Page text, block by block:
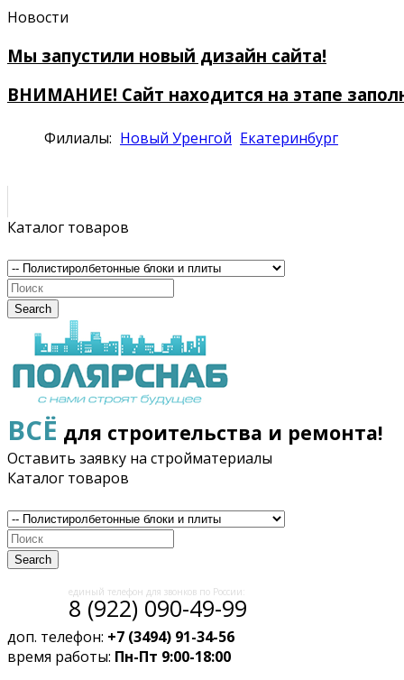
Новости
Мы запустили новый дизайн сайта!
ВНИМАНИЕ! Сайт находится на этапе
Филиалы: Новый Уренгой Екатеринбург
Каталог товаров
Search
ВСЁ для строительства и ремонта!
Оставить заявку на стройматериалы
Каталог товаров
Search
единый телефон для звонков по России:
8 (922) 090-49-99
доп. телефон: +7 (3494) 91-34-56
время работы: Пн-Пт 9:00-18:00